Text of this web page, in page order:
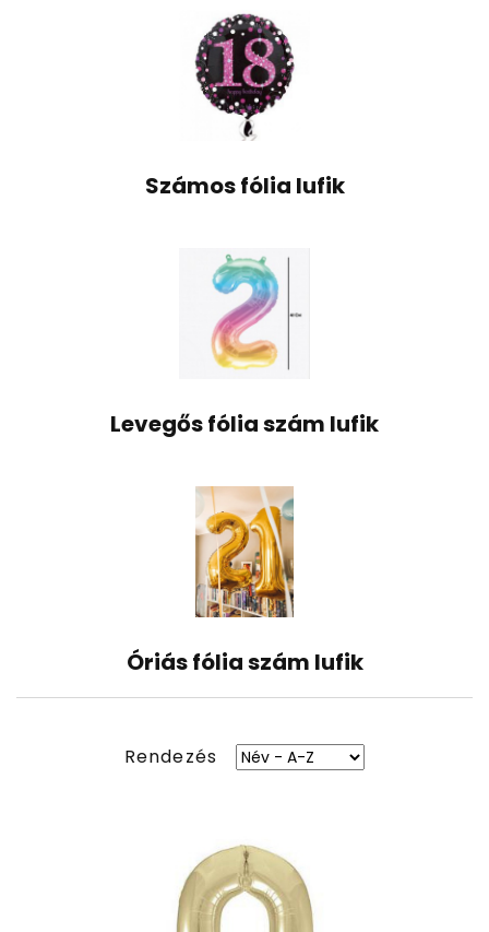
Számos fólia lufik
Levegős fólia szám lufik
Óriás fólia szám lufik
Rendezés